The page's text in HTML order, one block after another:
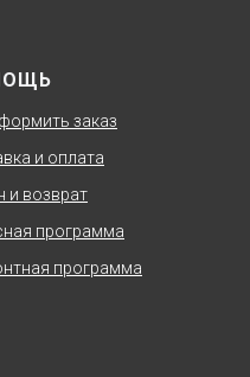
заказ
и оплата
и возврат
программа
программа